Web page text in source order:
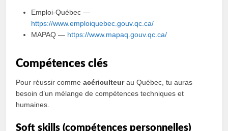
Emploi‑Québec —
https://www.emploiquebec.gouv.qc.ca/
MAPAQ — https://www.mapaq.gouv.qc.ca/
Compétences clés
Pour réussir commeacériculteurau Québec, tu auras
besoin d’un mélange de compétences techniques et
humaines.
Soft skills (compétences personnelles)